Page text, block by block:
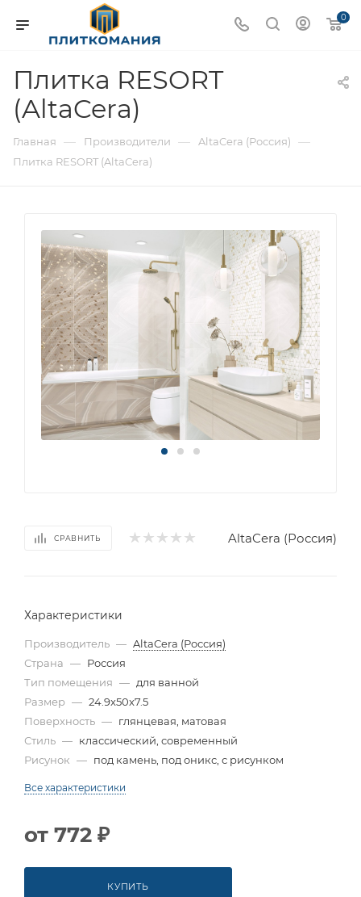
0
Плитка RESORT
(AltaCera)
Главная — Производители — AltaCera (Россия) —
Плитка RESORT (AltaCera)
СРАВНИТЬ AltaCera (Россия)
Характеристики
Производитель — AltaCera (Россия)
Страна — Россия
Тип помещения — для ванной
Размер — 24.9x50x7.5
Поверхность — глянцевая, матовая
Стиль — классический, современный
Рисунок — под камень, под оникс, с рисунком
Все характеристики
от 772 ₽
КУПИТЬ